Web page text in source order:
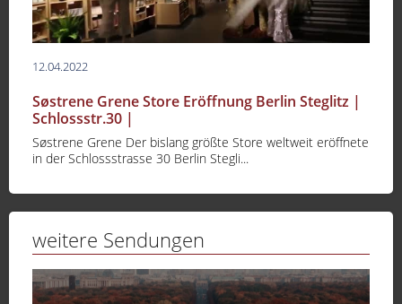
12.04.2022
Søstrene Grene Store Eröffnung Berlin Steglitz |
Schlossstr.30 |
Søstrene Grene Der bislang größte Store weltweit eröffnete
in der Schlossstrasse 30 Berlin Stegli...
weitere Sendungen